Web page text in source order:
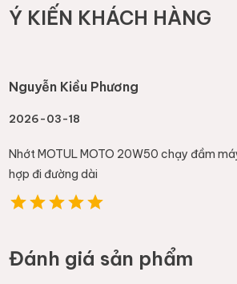
Ý KIẾN KHÁCH HÀNG
Nguyễn Kiều Phương
2026-03-18
Nhớt MOTUL MOTO 20W50 chạy đầm
hợp đi đường dài
Đánh giá sản phẩm